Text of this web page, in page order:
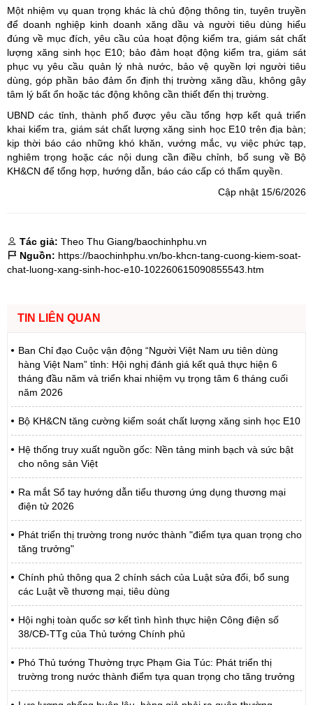
Một nhiệm vụ quan trọng khác là chủ động thông tin, tuyên truyền
để doanh nghiệp kinh doanh xăng dầu và người tiêu dùng hiểu
đúng về mục đích, yêu cầu của hoạt động kiểm tra, giám sát chất
lượng xăng sinh học E10; bảo đảm hoạt động kiểm tra, giám sát
phục vụ yêu cầu quản lý nhà nước, bảo vệ quyền lợi người tiêu
dùng, góp phần bảo đảm ổn định thị trường xăng dầu, không gây
tâm lý bất ổn hoặc tác động không cần thiết đến thị trường.
UBND các tỉnh, thành phố được yêu cầu tổng hợp kết quả triển
khai kiểm tra, giám sát chất lượng xăng sinh học E10 trên địa bàn;
kịp thời báo cáo những khó khăn, vướng mắc, vụ việc phức tạp,
nghiêm trọng hoặc các nội dung cần điều chỉnh, bổ sung về Bộ
KH&CN để tổng hợp, hướng dẫn, báo cáo cấp có thẩm quyền.
Cập nhật 15/6/2026
Tác giả: Theo Thu Giang/baochinhphu.vn
Nguồn: https://baochinhphu.vn/bo-khcn-tang-cuong-kiem-soat-
chat-luong-xang-sinh-hoc-e10-102260615090855543.htm
TIN LIÊN QUAN
Ban Chỉ đạo Cuộc vận động “Người Việt Nam ưu tiên dùng
hàng Việt Nam” tỉnh: Hội nghị đánh giá kết quả thực hiện 6
tháng đầu năm và triển khai nhiệm vụ trọng tâm 6 tháng cuối
năm 2026
Bộ KH&CN tăng cường kiểm soát chất lượng xăng sinh học E10
Hệ thống truy xuất nguồn gốc: Nền tảng minh bạch và sức bật
cho nông sản Việt
Ra mắt Sổ tay hướng dẫn tiểu thương ứng dụng thương mại
điện tử 2026
Phát triển thị trường trong nước thành "điểm tựa quan trọng cho
tăng trưởng"
Chính phủ thông qua 2 chính sách của Luật sửa đổi, bổ sung
các Luật về thương mại, tiêu dùng
Hội nghị toàn quốc sơ kết tình hình thực hiện Công điện số
38/CĐ-TTg của Thủ tướng Chính phủ
Phó Thủ tướng Thường trực Phạm Gia Túc: Phát triển thị
trường trong nước thành điểm tựa quan trọng cho tăng trưởng